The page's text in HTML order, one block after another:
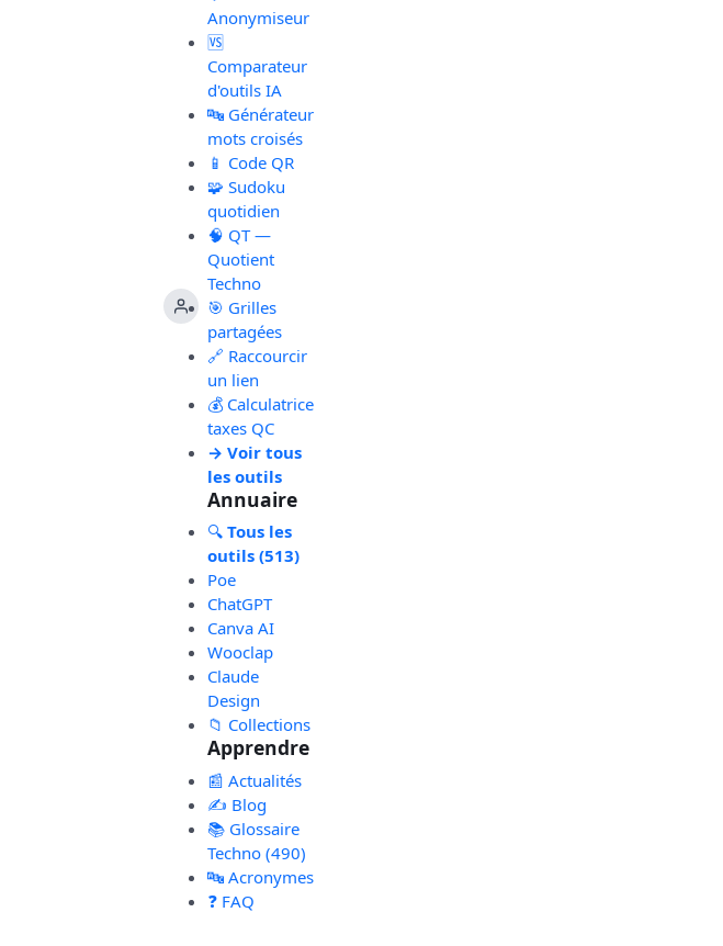
Anonymiseur
🆚
Comparateur
d'outils IA
🔤 Générateur
mots croisés
📱 Code QR
🧩 Sudoku
quotidien
🧠 QT —
Quotient
Techno
🎯 Grilles
partagées
🔗 Raccourcir
un lien
💰 Calculatrice
taxes QC
→ Voir tous
les outils
Annuaire
🔍Tous les
outils (513)
Poe
ChatGPT
Canva AI
Wooclap
Claude
Design
📁 Collections
Apprendre
📰 Actualités
✍️ Blog
📚 Glossaire
Techno (490)
🔤 Acronymes
❓ FAQ